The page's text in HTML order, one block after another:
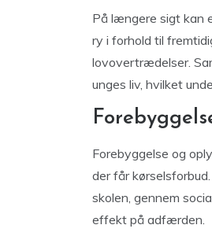
På længere sigt kan
ry i forhold til
lovovertrædelser.
unges liv, hvilket
Forebyggelse og
der får
skolen, gennem
effekt på adfærden.